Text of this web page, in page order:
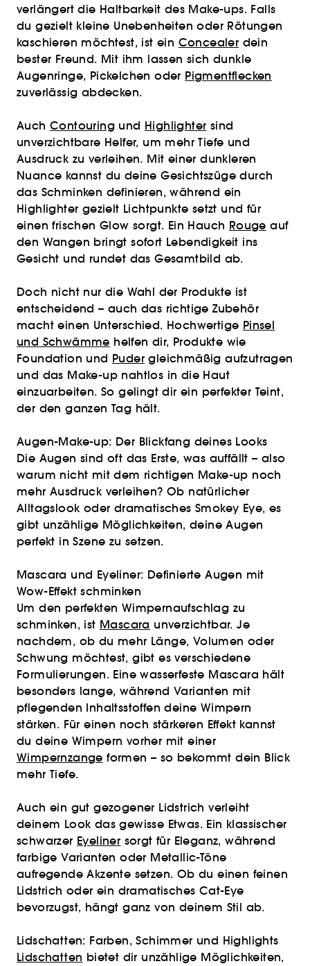
verlängert die Haltbarkeit des Make-ups. Falls
du gezielt kleine Unebenheiten oder Rötungen
kaschieren möchtest, ist ein Concealer dein
bester Freund. Mit ihm lassen sich dunkle
Augenringe, Pickelchen oder Pigmentflecken
zuverlässig abdecken.
Auch Contouring und Highlighter sind
unverzichtbare Helfer, um mehr Tiefe und
Ausdruck zu verleihen. Mit einer dunkleren
Nuance kannst du deine Gesichtszüge durch
das Schminken definieren, während ein
Highlighter gezielt Lichtpunkte setzt und für
einen frischen Glow sorgt. Ein Hauch Rouge auf
den Wangen bringt sofort Lebendigkeit ins
Gesicht und rundet das Gesamtbild ab.
Doch nicht nur die Wahl der Produkte ist
entscheidend – auch das richtige Zubehör
macht einen Unterschied. Hochwertige Pinsel
und Schwämme helfen dir, Produkte wie
Foundation und Puder gleichmäßig aufzutragen
und das Make-up nahtlos in die Haut
einzuarbeiten. So gelingt dir ein perfekter Teint,
der den ganzen Tag hält.
Augen-Make-up: Der Blickfang deines Looks
Die Augen sind oft das Erste, was auffällt – also
warum nicht mit dem richtigen Make-up noch
mehr Ausdruck verleihen? Ob natürlicher
Alltagslook oder dramatisches Smokey Eye, es
gibt unzählige Möglichkeiten, deine Augen
perfekt in Szene zu setzen.
Mascara und Eyeliner: Definierte Augen mit
Wow-Effekt schminken
Um den perfekten Wimpernaufschlag zu
schminken, ist Mascara unverzichtbar. Je
nachdem, ob du mehr Länge, Volumen oder
Schwung möchtest, gibt es verschiedene
Formulierungen. Eine wasserfeste Mascara hält
besonders lange, während Varianten mit
pflegenden Inhaltsstoffen deine Wimpern
stärken. Für einen noch stärkeren Effekt kannst
du deine Wimpern vorher mit einer
Wimpernzange formen – so bekommt dein Blick
mehr Tiefe.
Auch ein gut gezogener Lidstrich verleiht
deinem Look das gewisse Etwas. Ein klassischer
schwarzer Eyeliner sorgt für Eleganz, während
farbige Varianten oder Metallic-Töne
aufregende Akzente setzen. Ob du einen feinen
Lidstrich oder ein dramatisches Cat-Eye
bevorzugst, hängt ganz von deinem Stil ab.
Lidschatten: Farben, Schimmer und Highlights
Lidschatten bietet dir unzählige Möglichkeiten,